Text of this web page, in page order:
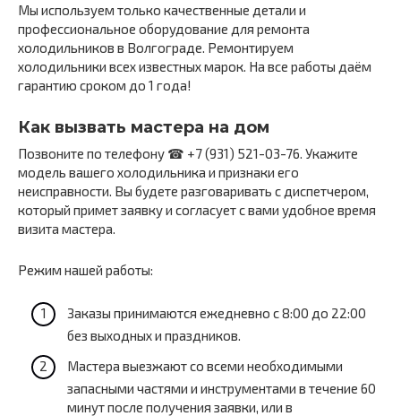
Мы используем только качественные детали и
профессиональное оборудование для ремонта
холодильников в Волгограде. Ремонтируем
холодильники всех известных марок. На все работы даём
гарантию сроком до 1 года!
Как вызвать мастера на дом
Позвоните по телефону ☎ +7 (931) 521-03-76. Укажите
модель вашего холодильника и признаки его
неисправности. Вы будете разговаривать с диспетчером,
который примет заявку и согласует с вами удобное время
визита мастера.
Режим нашей работы:
Заказы принимаются ежедневно с 8:00 до 22:00
без выходных и праздников.
Мастера выезжают со всеми необходимыми
запасными частями и инструментами в течение 60
минут после получения заявки, или в